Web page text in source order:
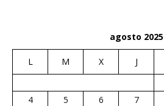
agosto 2025
L M X J
4
5 6 7